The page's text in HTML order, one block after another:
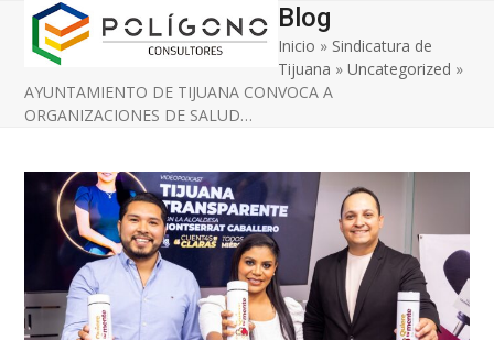
Skip
content
Open
mobile
menu
Close
mobile
menu
Blog
Inicio » Sindicatura de
Tijuana »Uncategorized »
AYUNTAMIENTO DE TIJUANA CONVOCA A
ORGANIZACIONES DE SALUD…